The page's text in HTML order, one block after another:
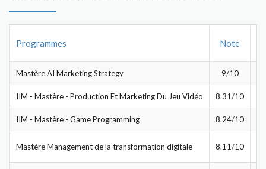
Programmes Note
Mastère AI Marketing Strategy 9/10
IIM - Mastère - Production Et Marketing Du Jeu Vidéo 8.31/10
IIM - Mastère - Game Programming 8.24/10
Mastère Management de la transformation digitale 8.11/10